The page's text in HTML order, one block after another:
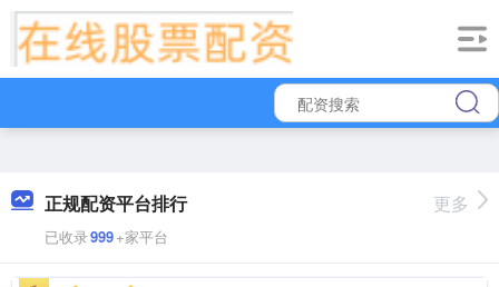
正规配资平台排行
已收录999+家平台
更多